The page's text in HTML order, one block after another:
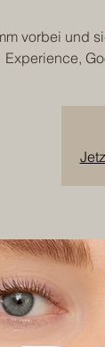
vorbei und
Experience,